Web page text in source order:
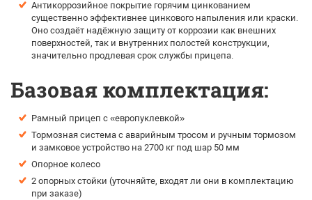
Антикоррозийное покрытие горячим цинкованием
существенно эффективнее цинкового напыления или краски.
Оно создаёт надёжную защиту от коррозии как внешних
поверхностей, так и внутренних полостей конструкции,
значительно продлевая срок службы прицепа.
Базовая комплектация:
Рамный прицеп с «европуклевкой»
Тормозная система с аварийным тросом и ручным тормозом
и замковое устройство на 2700 кг под шар 50 мм
Опорное колесо
2 опорных стойки (уточняйте, входят ли они в комплектацию
при заказе)